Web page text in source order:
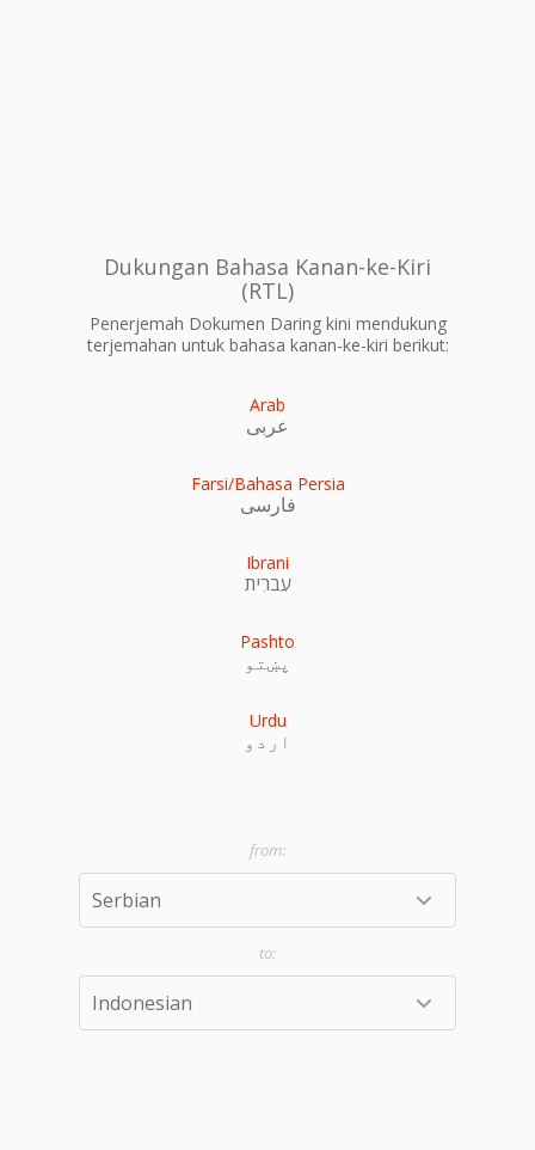
Dukungan Bahasa Kanan-ke-Kiri
(RTL)
Penerjemah Dokumen Daring kini mendukung
terjemahan untuk bahasa kanan-ke-kiri berikut:
Arab
عربى
Farsi/Bahasa Persia
فارسی
Ibrani
עִברִית
Pashto
پښتو
Urdu
اردو